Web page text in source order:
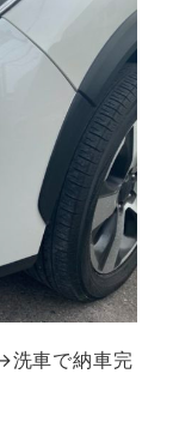
洗車で納車完